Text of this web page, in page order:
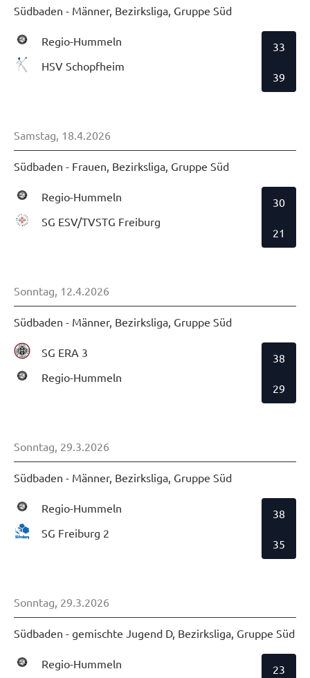
Südbaden - Männer, Bezirksliga, Gruppe Süd
Regio-Hummeln
HSV Schopfheim
33
39
Samstag, 18.4.2026
Südbaden - Frauen, Bezirksliga, Gruppe Süd
Regio-Hummeln
SG ESV/TVSTG Freiburg
30
21
Sonntag, 12.4.2026
Südbaden - Männer, Bezirksliga, Gruppe Süd
SG ERA 3
Regio-Hummeln
38
29
Sonntag, 29.3.2026
Südbaden - Männer, Bezirksliga, Gruppe Süd
Regio-Hummeln
SG Freiburg 2
38
35
Sonntag, 29.3.2026
Südbaden - gemischte Jugend D, Bezirksliga, Gruppe Süd
Regio-Hummeln
23